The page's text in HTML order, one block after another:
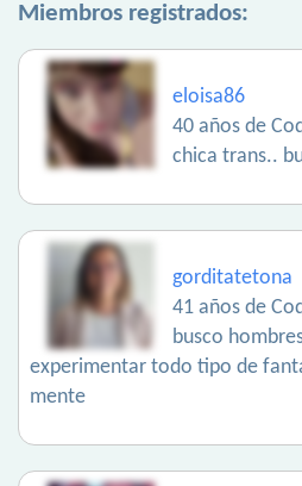
Miembros registrados:
eloisa86
40 años de
chica trans..
gorditatetona
41 años de
busco
experimentar todo tipo de
mente